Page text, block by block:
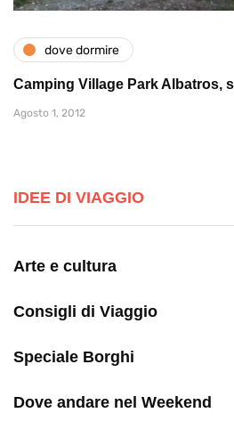
dove dormire
Camping Village Park Albatros,
Agosto 1, 2012
IDEE DI VIAGGIO
Arte e cultura
Consigli di Viaggio
Speciale Borghi
Dove andare nel Weekend